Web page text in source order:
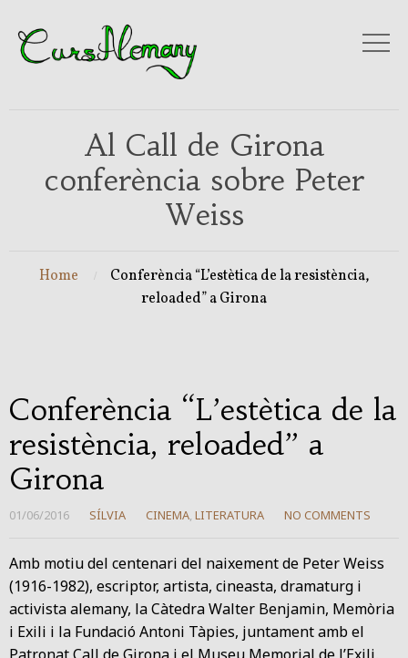
Al Call de Girona
conferència sobre Peter
Weiss
Home
Conferència “L’estètica de la resistència,
reloaded” a Girona
Conferència “L’estètica de la
resistència, reloaded” a
Girona
01/06/2016 SÍLVIA CINEMA, LITERATURA NO COMMENTS
Amb motiu del centenari del naixement de Peter Weiss
(1916-1982), escriptor, artista, cineasta, dramaturg i
activista alemany, la Càtedra Walter Benjamin, Memòria
i Exili i la Fundació Antoni Tàpies, juntament amb el